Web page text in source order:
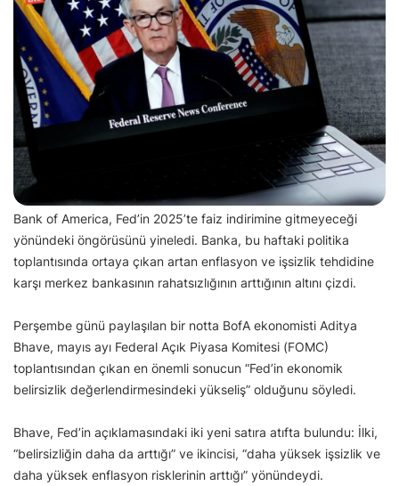
Bank of America, Fed’in 2025’te faiz indirimine gitmeyeceği
yönündeki öngörüsünü yineledi. Banka, bu haftaki politika
toplantısında ortaya çıkan artan enflasyon ve işsizlik tehdidine
karşı merkez bankasının rahatsızlığının arttığının altını çizdi.
Perşembe günü paylaşılan bir notta BofA ekonomisti Aditya
Bhave, mayıs ayı Federal Açık Piyasa Komitesi (FOMC)
toplantısından çıkan en önemli sonucun “Fed’in ekonomik
belirsizlik değerlendirmesindeki yükseliş” olduğunu söyledi.
Bhave, Fed’in açıklamasındaki iki yeni satıra atıfta bulundu: İlki,
“belirsizliğin daha da arttığı” ve ikincisi, “daha yüksek işsizlik ve
daha yüksek enflasyon risklerinin arttığı” yönündeydi.